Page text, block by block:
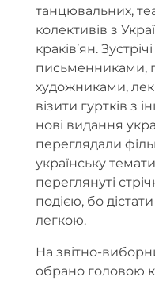
танцювальних,
колективів з
краків’ян.
письменниками,
художниками,
візити гуртків з
нові видання
переглядали
українську
переглянуті
подією, бо
легкою.
На звітно-
обрано головою